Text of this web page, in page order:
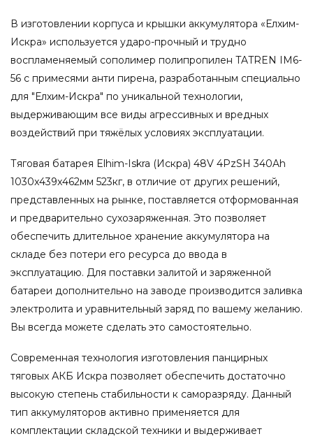
В изготовлении корпуса и крышки аккумулятора «Елхим-
Искра» используется ударо-прочный и трудно
воспламеняемый сополимер полипропилен TATREN IM6-
56 с примесями анти пирена, разработанным специально
для "Елхим-Искра" по уникальной технологии,
выдерживающим все виды агрессивных и вредных
воздействий при тяжёлых условиях эксплуатации.
Тяговая батарея Elhim-Iskra (Искра) 48V 4PzSH 340Ah
1030x439x462мм 523кг, в отличие от других решений,
представленных на рынке, поставляется отформованная
и предварительно сухозаряженная. Это позволяет
обеспечить длительное хранение аккумулятора на
складе без потери его ресурса до ввода в
эксплуатацию. Для поставки залитой и заряженной
батареи дополнительно на заводе производится заливка
электролита и уравнительный заряд по вашему желанию.
Вы всегда можете сделать это самостоятельно.
Современная технология изготовления панцирных
тяговых АКБ Искра позволяет обеспечить достаточно
высокую степень стабильности к саморазряду. Данный
тип аккумуляторов активно применяется для
комплектации складской техники и выдерживает